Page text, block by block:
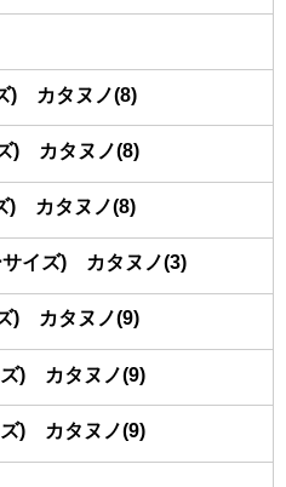
) カタヌノ(8)
) カタヌノ(8)
) カタヌノ(8)
サイズ) カタヌノ(3)
) カタヌノ(9)
ズ) カタヌノ(9)
ズ) カタヌノ(9)